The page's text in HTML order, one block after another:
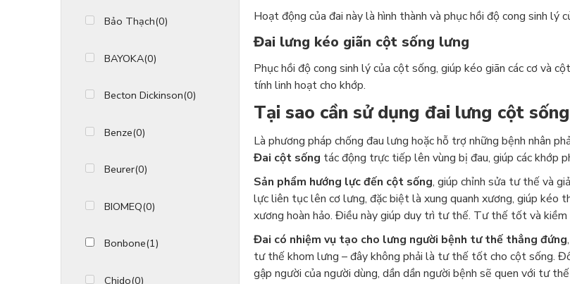
Bảo Thạch(0)
BAYOKA(0)
Becton Dickinson(0)
Benze(0)
Beurer(0)
BIOMEQ(0)
Bonbone(1)
Chido(0)
Hoạt động của đai này là hình thành và phục hồi độ cong sinh lý
Đai lưng kéo giãn cột sống lưng
Phục hồi độ cong sinh lý của cột sống, giúp kéo giãn các cơ và
tính linh hoạt cho khớp.
Tại sao cần sử dụng đai lưng cột sống
Là phương pháp chống đau lưng hoặc hỗ trợ những bệnh nhân
Đai cột sống tác động trực tiếp lên vùng bị đau, giúp các khớp
Sản phẩm hướng lực đến cột sống, giúp chỉnh sửa tư thế và
lực liên tục lên cơ lưng, đặc biệt là xung quanh xương, giúp kéo
xương hoàn hảo. Điều này giúp duy trì tư thế. Tư thế tốt và
Đai có nhiệm vụ tạo cho lưng người bệnh tư thế thẳng đứng
tư thế khom lưng – đây không phải là tư thế tốt cho cột sống.
gập người của người dùng, dần dần người bệnh sẽ quen với tư